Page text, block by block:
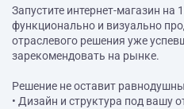
Запустите интернет-магазин
функционально и визуально
отраслевого решения уже
зарекомендовать на рынке.
Решение не оставит
• Дизайн и структура под вашу